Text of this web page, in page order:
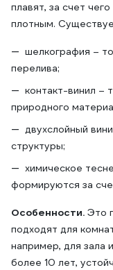
плавят, за счет
плотным.
шелкография –
перелива;
контакт-винил –
природного
двухслойный
структуры;
химическое
формируются за
Особенности. Это
подходят для
например, для зала
более 10 лет,